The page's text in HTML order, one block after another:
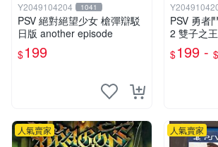
Y2049104204 1041
PSV 絕對絕望少女 槍彈辯駁
日版 another episode
$199
PSV 勇者
2 雙子之
版
$199 - $
人氣賣家 人氣賣家